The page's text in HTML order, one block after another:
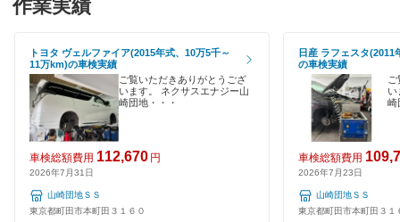
西東京市
八王子市
羽村市
東久留米市
東村山市
EV車OK
120分以内の車検
1日車検
夜間受付
整備保証
1級整備士在籍
キグナス車検
ホリデー車検
マッハ車検
オートビークル車検
ヤジマ石油車検
作業実績
トヨタ ヴェルファイア(2015年式、10万5千～
11万km)の車検実績
ご覧いただきありがとうござ
います。 ネクサスエナジー山
崎団地・・・
車検総額費用 112,670 円
2026年7月31日
山崎団地ＳＳ
東京都町田市本町田３１６０
日産 ラフェスタ(2011
の車検実績
い
崎
車検総額費用
2026年7月23日
山崎団地ＳＳ
東京都町田市本町田３１